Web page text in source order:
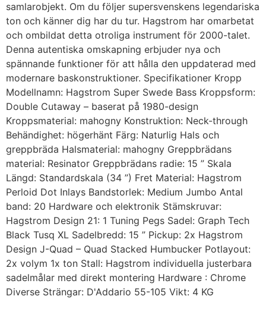
samlarobjekt. Om du följer supersvenskens legendariska
ton och känner dig har du tur. Hagstrom har omarbetat
och ombildat detta otroliga instrument för 2000-talet.
Denna autentiska omskapning erbjuder nya och
spännande funktioner för att hålla den uppdaterad med
modernare baskonstruktioner. Specifikationer Kropp
Modellnamn: Hagstrom Super Swede Bass Kroppsform:
Double Cutaway – baserat på 1980-design
Kroppsmaterial: mahogny Konstruktion: Neck-through
Behändighet: högerhänt Färg: Naturlig Hals och
greppbräda Halsmaterial: mahogny Greppbrädans
material: Resinator Greppbrädans radie: 15 ” Skala
Längd: Standardskala (34 ”) Fret Material: Hagstrom
Perloid Dot Inlays Bandstorlek: Medium Jumbo Antal
band: 20 Hardware och elektronik Stämskruvar:
Hagstrom Design 21: 1 Tuning Pegs Sadel: Graph Tech
Black Tusq XL Sadelbredd: 15 ” Pickup: 2x Hagstrom
Design J-Quad – Quad Stacked Humbucker Potlayout:
2x volym 1x ton Stall: Hagstrom individuella justerbara
sadelmålar med direkt montering Hardware : Chrome
Diverse Strängar: D'Addario 55-105 Vikt: 4 KG